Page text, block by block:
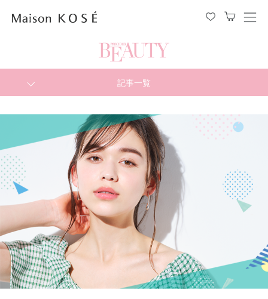
メ
開
る
記事一覧